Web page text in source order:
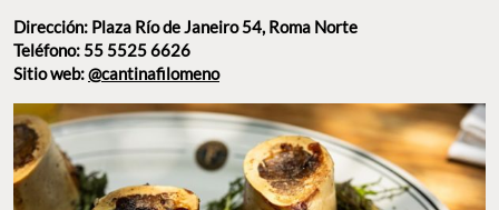
Dirección: Plaza Río de Janeiro 54, Roma Norte
Teléfono: 55 5525 6626
Sitio web:@cantinafilomeno